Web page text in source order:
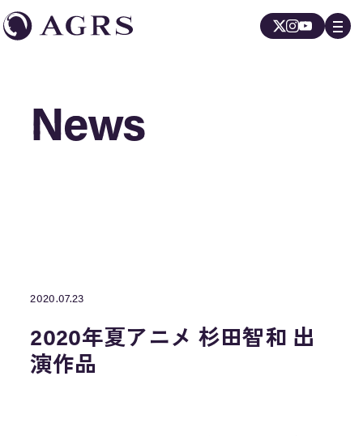
News
News
2020.07.23
2020年夏アニメ 杉田智和 出
演作品